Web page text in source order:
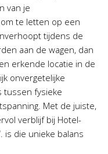
van je
te letten op een
tijdens de
aan de wagen, dan
erkende locatie in de
onvergetelijke
tussen fysieke
Met de juiste,
verblijf bij Hotel-
is die unieke balans